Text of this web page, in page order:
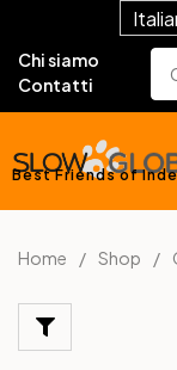
Chi siamo
Contatti
Best Friends of
Home Shop